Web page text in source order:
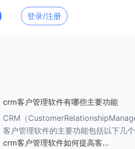
登录/注册
crm客户管理软件有哪些主要功能
CRM（
客户管理软件的主要功能包括以下几
###一、客户信息管理 CRM系统的核心功能是
crm客户管理软件如何提高客户